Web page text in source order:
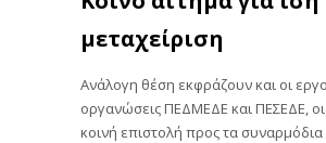
μεταχείριση
Ανάλογη θέση εκφράζουν και οι
οργανώσεις ΠΕΔΜΕΔΕ και ΠΕΣΕΔΕ,
κοινή επιστολή προς τα